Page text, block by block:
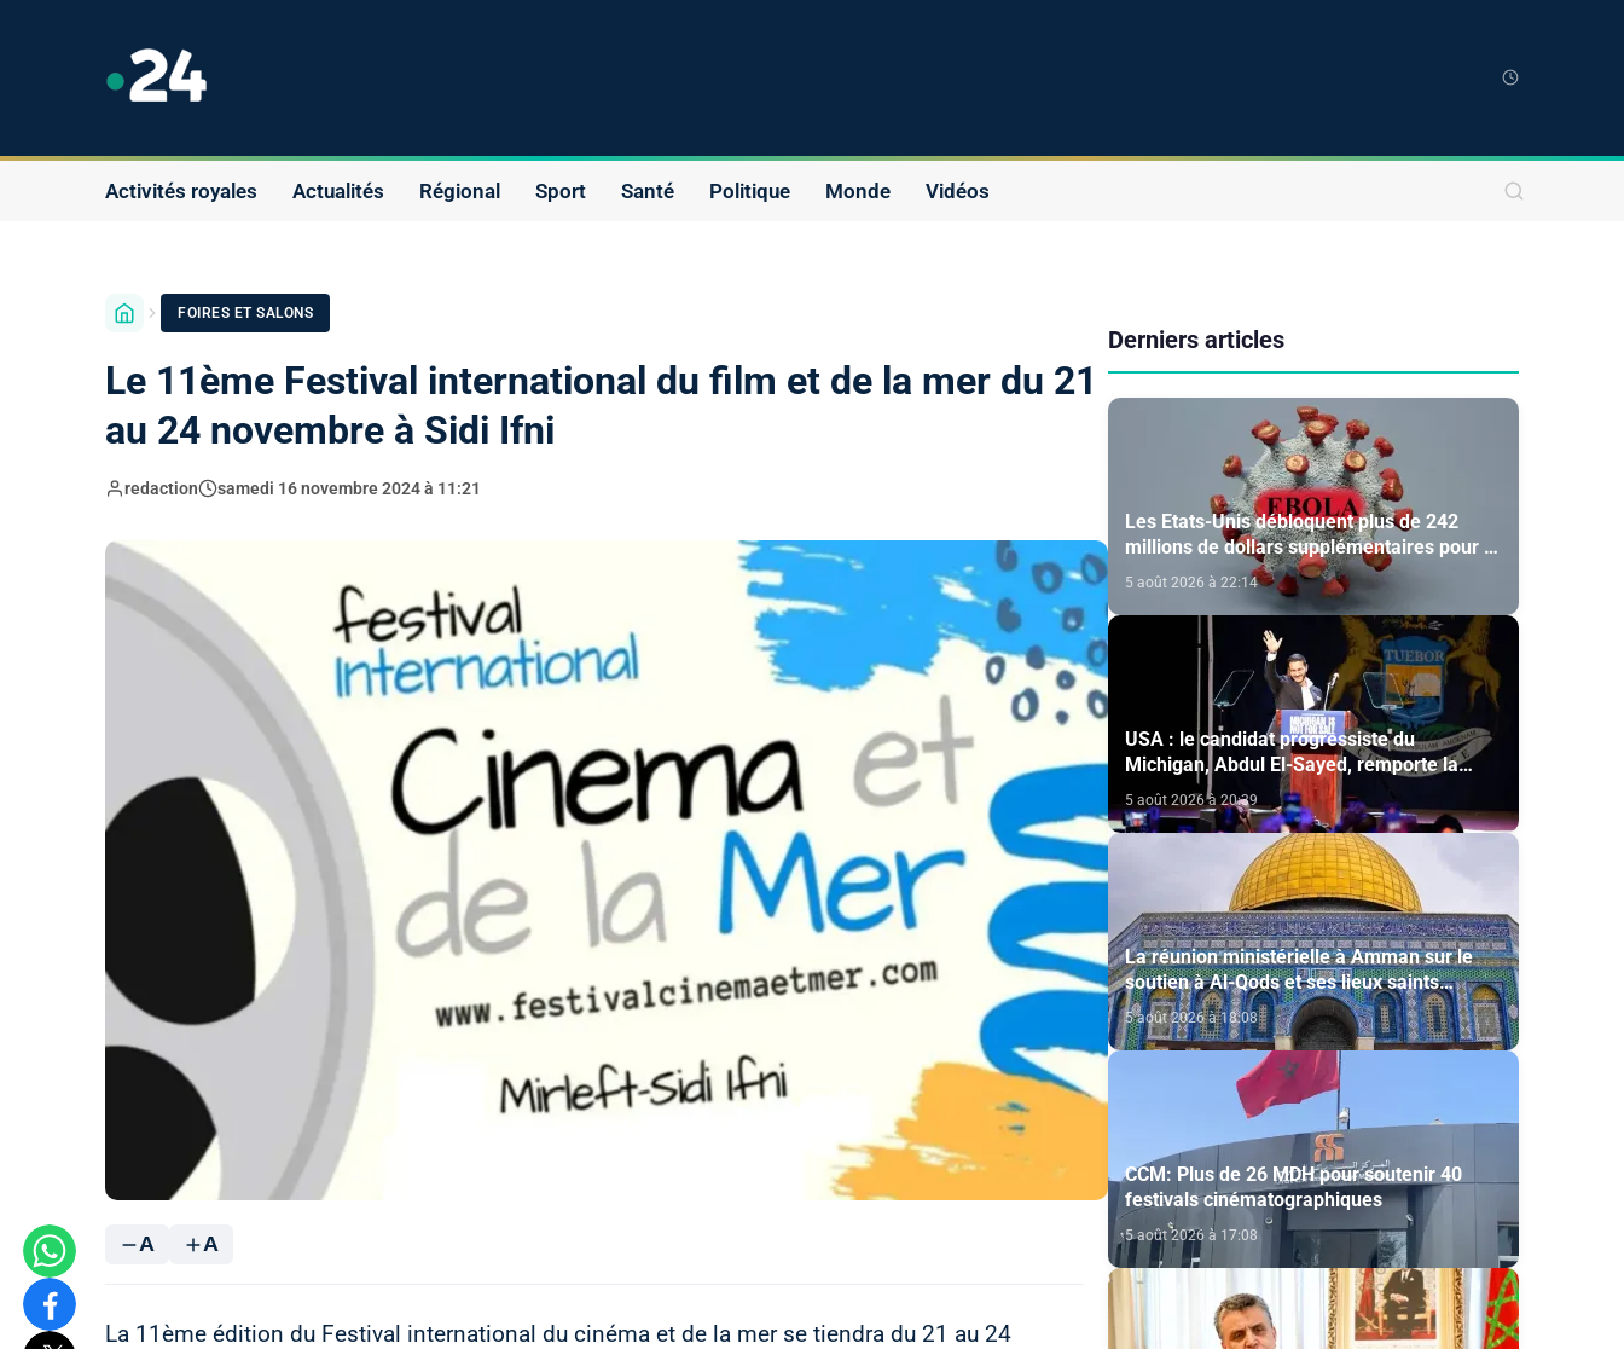
Activités royales Actualités Régional Sport Santé Politique Monde Vidéos
FOIRES ET SALONS
Le 11ème Festival international du film et de la mer du 21
au 24 novembre à Sidi Ifni
redaction samedi 16 novembre 2024 à 11:21
A A
La 11ème édition du Festival international du cinéma et de la mer se tiendra du 21 au 24
Derniers articles
Les Etats-Unis débloquent plus de 242
millions de dollars supplémentaires pour la
lutte contre Ebola
5 août 2026 à 22:14
USA : le candidat progressiste du
Michigan, Abdul El-Sayed, remporte la
primaire démocrate pour le Sénat
5 août 2026 à 20:39
La réunion ministérielle à Amman sur le
soutien à Al-Qods et ses lieux saints
souligne l’importance du rôle du Comité Al
Qods présidé par SM le Roi
5 août 2026 à 18:08
CCM: Plus de 26 MDH pour soutenir 40
festivals cinématographiques
5 août 2026 à 17:08